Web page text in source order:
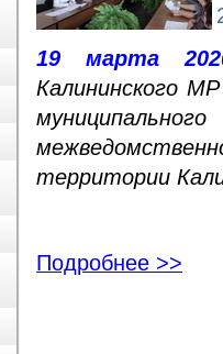
19 марта
Калининского
территории
Подробнее >>